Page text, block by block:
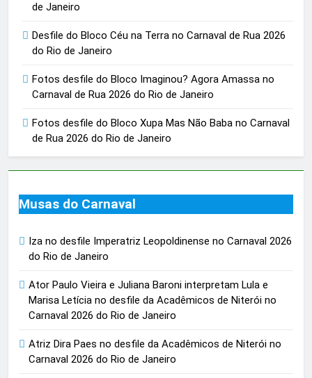
de Janeiro
Desfile do Bloco Céu na Terra no Carnaval de Rua 2026
do Rio de Janeiro
Fotos desfile do Bloco Imaginou? Agora Amassa no
Carnaval de Rua 2026 do Rio de Janeiro
Fotos desfile do Bloco Xupa Mas Não Baba no Carnaval
de Rua 2026 do Rio de Janeiro
Musas do Carnaval
Iza no desfile Imperatriz Leopoldinense no Carnaval 2026
do Rio de Janeiro
Ator Paulo Vieira e Juliana Baroni interpretam Lula e
Marisa Letícia no desfile da Acadêmicos de Niterói no
Carnaval 2026 do Rio de Janeiro
Atriz Dira Paes no desfile da Acadêmicos de Niterói no
Carnaval 2026 do Rio de Janeiro